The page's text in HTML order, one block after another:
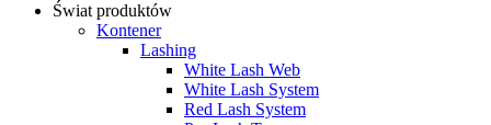
Świat produktów
Kontener
Lashing
White Lash Web
White Lash System
Red Lash System